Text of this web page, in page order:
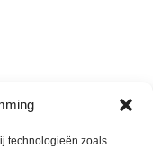
technologieën zoals